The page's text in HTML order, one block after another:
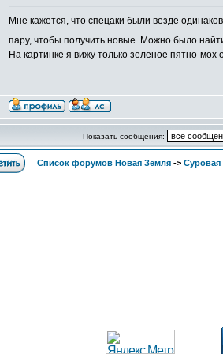
Мне кажется, что спецаки были везде
пару, чтобы получить новые. Можно было
На картинке я вижу только зеленое пятно-
Показать сообщения:
Список форумов Новая Земля -> Суровая